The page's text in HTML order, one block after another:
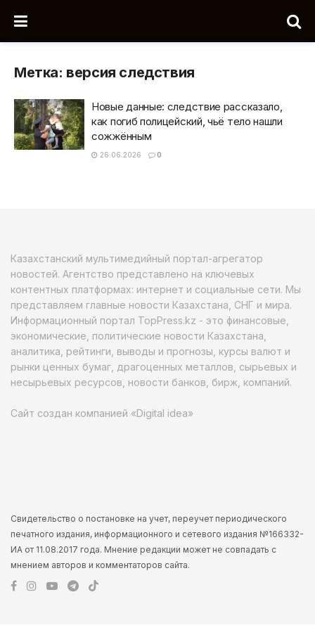
Метка: версия следствия
Новые данные: следствие рассказало,
как погиб полицейский, чьё тело нашли
сожжённым
26.06.2026 0
Казахстанский мультимедийный портал-агрегатор
новостей. Агентство представлено на ключевых
контентных платформах: интернет и социальные сети. Мы
представляем главные новости Казахстана, СНГ и мира.
Информационный портал TopPress.kz - это финансовые,
экономические, политические новости Казахстана,
аналитика, рейтинги, выводы и прогнозы, курсы валют и
рынки ценных бумаг, драгоценных металлов, сырьевых и
несырьевых ресурсов, новости банков, бирж, компаний.
Сайт создан компанией «Digital idea»
Свидетельство о постановке на учет, переучет периодического
печатного издания, информационного и сетевого издания №166332-
ИА от 11.08.2017 года. Мнение редакции может не совпадать с
мнением авторов и комментаторов сайта.